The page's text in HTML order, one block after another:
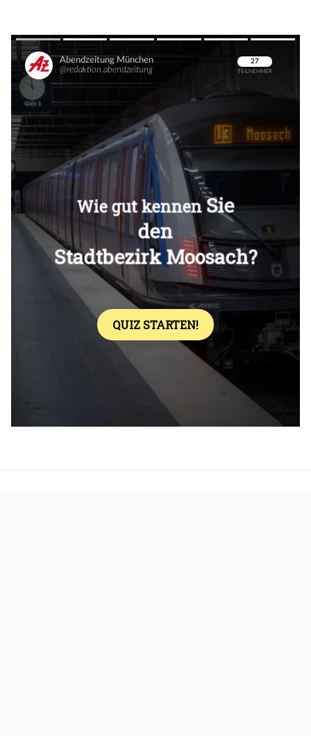
Überspringen
Überspringen